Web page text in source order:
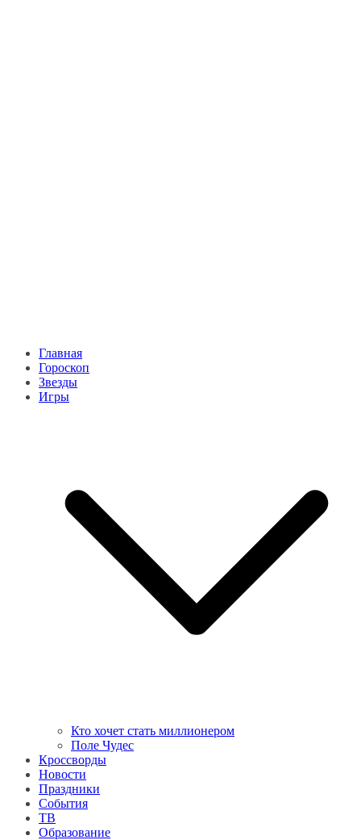
Главная
Гороскоп
Звезды
Игры
Кто хочет стать миллионером
Поле Чудес
Кроссворды
Новости
Праздники
События
ТВ
Образование